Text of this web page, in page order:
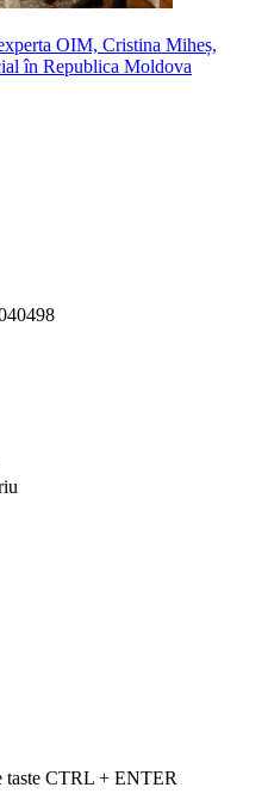
OIM, Cristina Miheș,
în Republica Moldova
taste CTRL + ENTER